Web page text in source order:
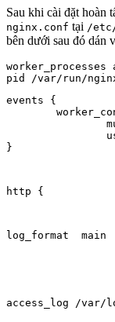
Sau khi cài đặt hoàn
nginx.conf tại /
bên dưới sau đó dán
worker_processes
events {
}
http {
log_format
access_log /var/